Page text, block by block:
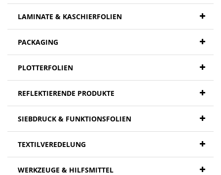
LAMINATE & KASCHIERFOLIEN
PACKAGING
PLOTTERFOLIEN
REFLEKTIERENDE PRODUKTE
SIEBDRUCK & FUNKTIONSFOLIEN
TEXTILVEREDELUNG
WERKZEUGE & HILFSMITTEL